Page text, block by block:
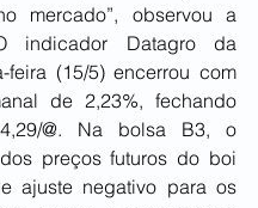
mercado”, observou a
indicador Datagro da
feira (15/5) encerrou com
de 2,23%, fechando
@. Na bolsa B3, o
preços futuros do boi
ajuste negativo para os